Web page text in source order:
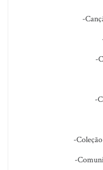
-
-
-
-
-